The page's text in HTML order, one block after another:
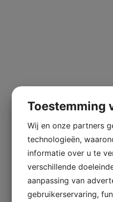
Toestemming
Wij en onze partners
technologieën,
informatie over u te
verschillende
aanpassing van
gebruikerservaring,